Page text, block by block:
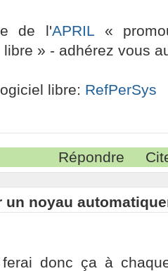
de l'APRIL «
libre » - adhérez vous
libre: RefPerSys
Répondre
un noyau
donc ça à